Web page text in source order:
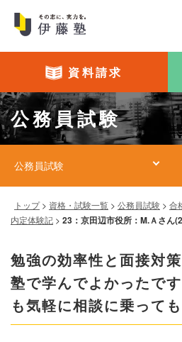
資料請求
公務員試験
公務員試験
トップ> 資格・試験一覧 > 公務員試験 > 合
内定体験記 > 23：京田辺市役所：M.Ａさん
勉強の効率性と面接対
塾で学んでよかったで
も気軽に相談に乗っても